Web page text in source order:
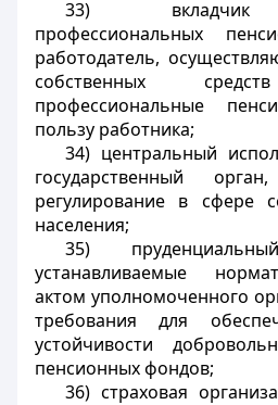
33) вкладчик
профессиональных
работодатель,
собственных
профессиональные
пользу работника;
34) центральный
государственный
регулирование в сфере
населения;
35)
устанавливаемые
актом уполномоченного
требования для
устойчивости
пенсионных фондов;
36) страховая